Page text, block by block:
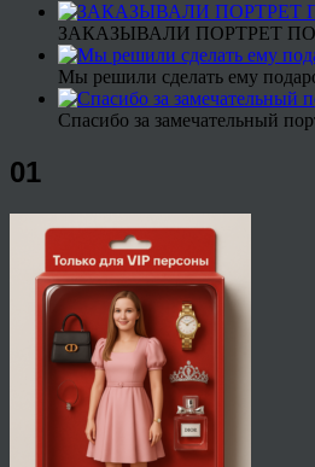
ЗАКАЗЫВАЛИ ПОРТРЕТ
Мы решили сделать ему
Спасибо за замечательный
01